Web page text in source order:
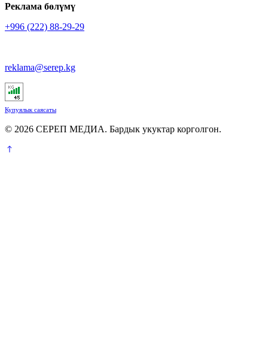
Реклама бөлүмү
+996 (222) 88-29-29
reklama@serep.kg
Купуялык саясаты
© 2026 СЕРЕП МЕДИА. Бардык укуктар корголгон.